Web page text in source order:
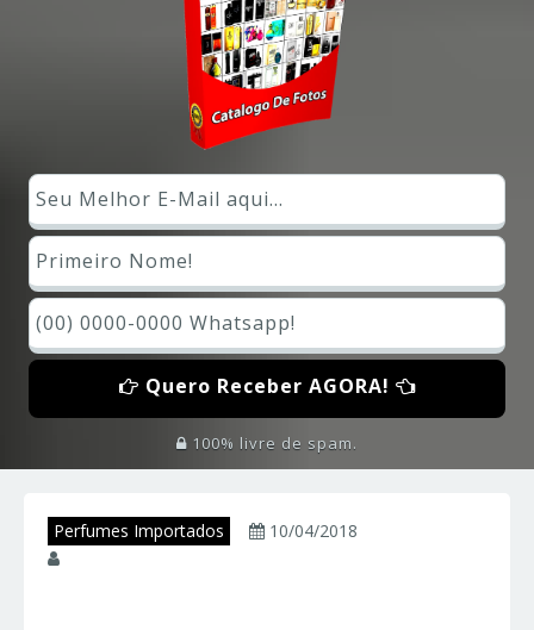
Quero Receber AGORA!
100% livre de spam.
Perfumes Importados
10/04/2018